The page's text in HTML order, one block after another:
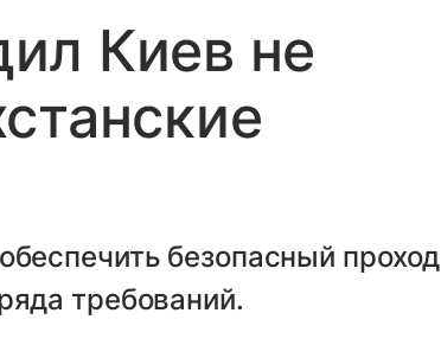
Киев не
безопасный проход
требований.